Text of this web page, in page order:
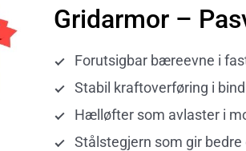
Gridarmor –
Forutsigbar bæreevne i
Stabil kraftoverføring i
Hælløfter som avlaster i
Stålstegjern som gir bedre